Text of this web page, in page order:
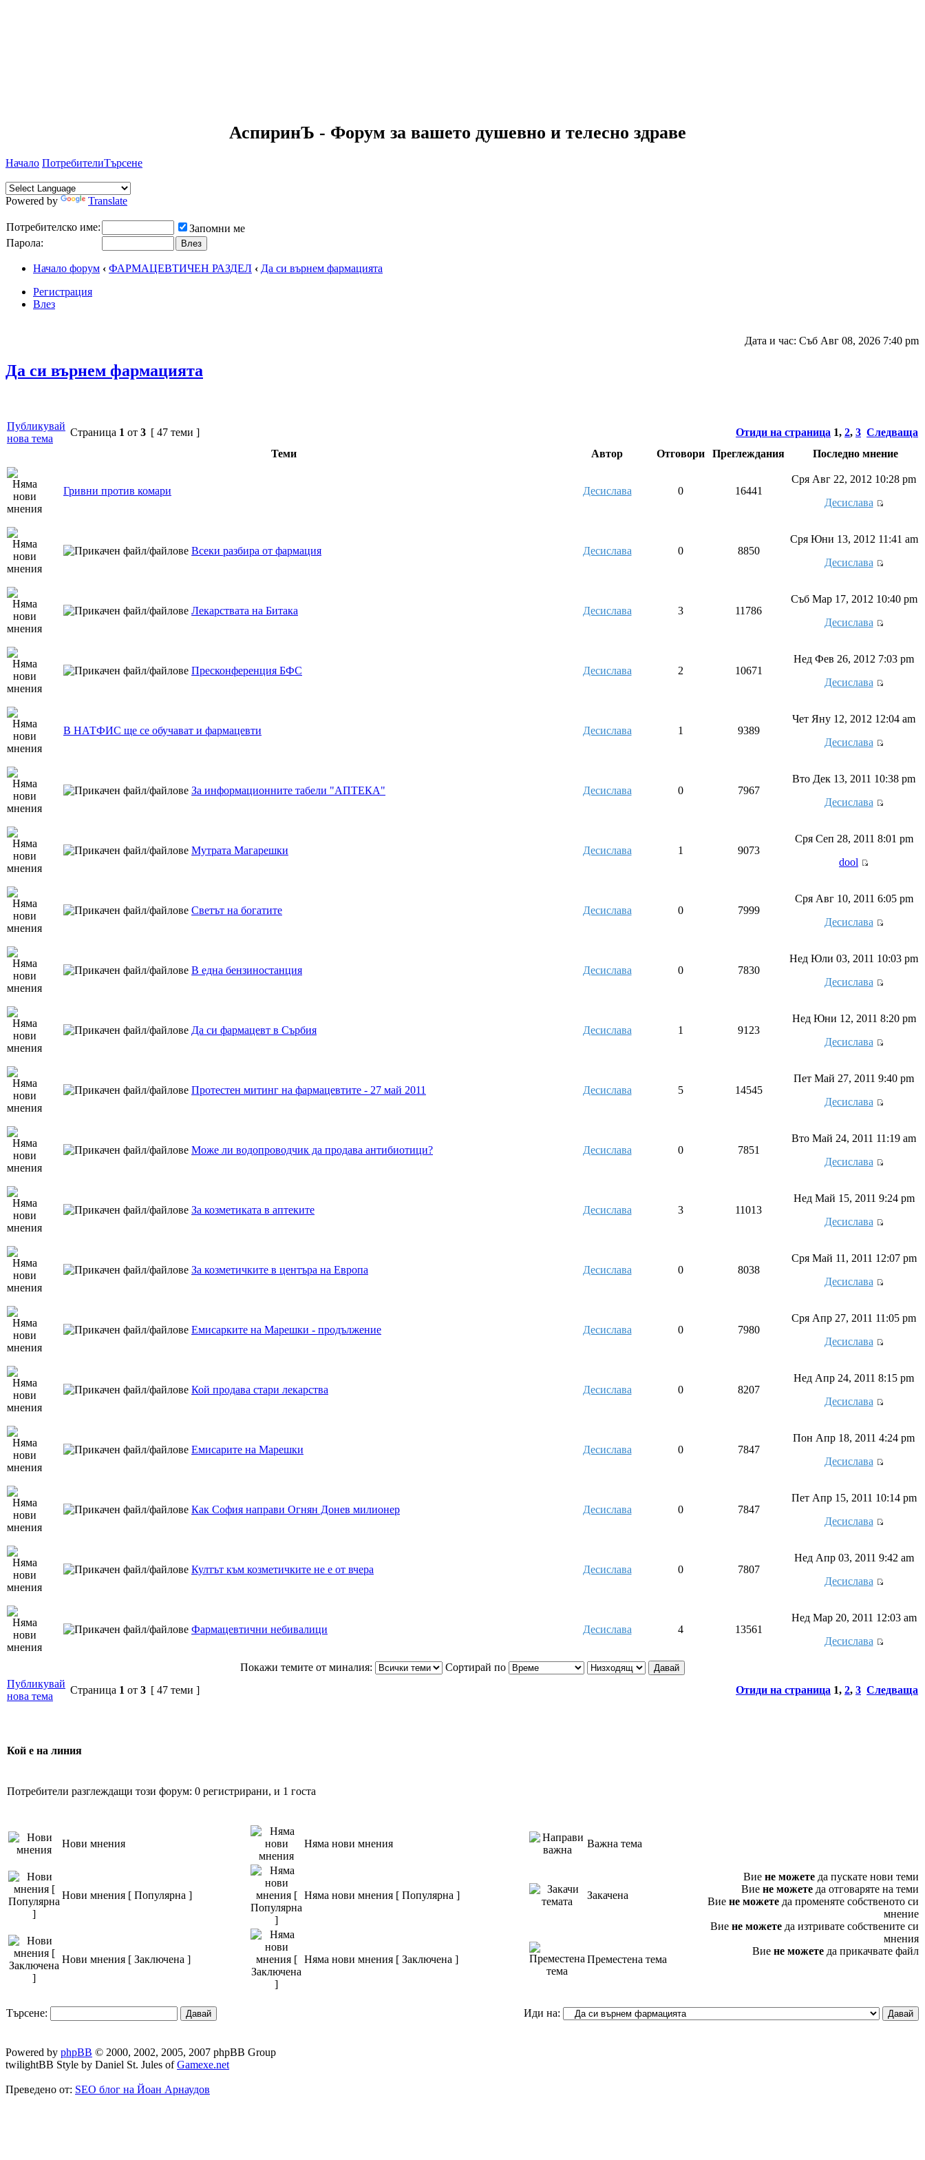
АспиринЪ - Форум за вашето душевно и телесно здраве
Начало ПотребителиТърсене
Powered by Translate
Потребителско име:
Запомни ме
Парола:
Начало форум ‹ ФАРМАЦЕВТИЧЕН РАЗДЕЛ ‹ Да си върнем фармацията
Регистрация
Влез
Дата и час: Съб Авг 08, 2026 7:40 pm
Да си върнем фармацията
Публикувай
нова тема
Страница 1 от 3 [ 47 теми ] Отиди на страница 1, 2, 3 Следваща
Теми
Автор Отговори Преглеждания Последно мнение
Гривни против комари Десислава 0 16441
Сря Авг 22, 2012 10:28 pm
Десислава
Всеки разбира от фармация Десислава 0 8850
Сря Юни 13, 2012 11:41 am
Десислава
Лекарствата на Битака Десислава 3 11786
Съб Мар 17, 2012 10:40 pm
Десислава
Пресконференция БФС Десислава 2 10671
Нед Фев 26, 2012 7:03 pm
Десислава
В НАТФИС ще се обучават и фармацевти Десислава 1 9389
Чет Яну 12, 2012 12:04 am
Десислава
За информационните табели "АПТЕКА" Десислава 0 7967
Вто Дек 13, 2011 10:38 pm
Десислава
Мутрата Магарешки Десислава 1 9073
Сря Сеп 28, 2011 8:01 pm
dool
Светът на богатите Десислава 0 7999
Сря Авг 10, 2011 6:05 pm
Десислава
В една бензиностанция Десислава 0 7830
Нед Юли 03, 2011 10:03 pm
Десислава
Да си фармацевт в Сърбия Десислава 1 9123
Нед Юни 12, 2011 8:20 pm
Десислава
Протестен митинг на фармацевтите - 27 май 2011 Десислава 5 14545
Пет Май 27, 2011 9:40 pm
Десислава
Може ли водопроводчик да продава антибиотици? Десислава 0 7851
Вто Май 24, 2011 11:19 am
Десислава
За козметиката в аптеките Десислава 3 11013
Нед Май 15, 2011 9:24 pm
Десислава
За козметичките в центъра на Европа Десислава 0 8038
Сря Май 11, 2011 12:07 pm
Десислава
Емисарките на Марешки - продължение Десислава 0 7980
Сря Апр 27, 2011 11:05 pm
Десислава
Кой продава стари лекарства Десислава 0 8207
Нед Апр 24, 2011 8:15 pm
Десислава
Емисарите на Марешки Десислава 0 7847
Пон Апр 18, 2011 4:24 pm
Десислава
Как София направи Огнян Донев милионер Десислава 0 7847
Пет Апр 15, 2011 10:14 pm
Десислава
Култът към козметичките не е от вчера Десислава 0 7807
Нед Апр 03, 2011 9:42 am
Десислава
Фармацевтични небивалици Десислава 4 13561
Нед Мар 20, 2011 12:03 am
Десислава
Покажи темите от миналия:
Сортирай по
Публикувай
нова тема
Страница 1 от 3 [ 47 теми ] Отиди на страница 1, 2, 3 Следваща
Кой е на линия
Потребители разглеждащи този форум: 0 регистрирани, и 1 госта
Нови мнения Няма нови мнения Важна тема
Нови мнения [ Популярна ] Няма нови мнения [ Популярна ] Закачена
Нови мнения [ Заключена ] Няма нови мнения [ Заключена ] Преместена тема
Вие не можете да пускате нови теми
Вие не можете да отговаряте на теми
Вие не можете да променяте собственото си
мнение
Вие не можете да изтривате собствените си
мнения
Вие не можете да прикачвате файл
Търсене: Иди на:
Powered by phpBB © 2000, 2002, 2005, 2007 phpBB Group
twilightBB Style by Daniel St. Jules ofGamexe.net
Преведено от: SEO блог на Йоан Арнаудов